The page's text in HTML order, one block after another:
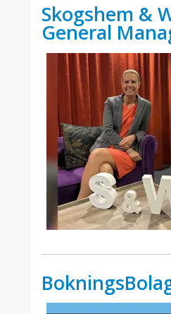
Skogshem &
General